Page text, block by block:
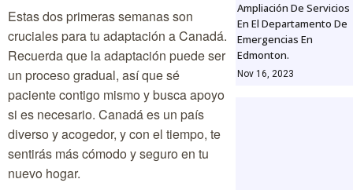
Estas dos primeras semanas son
cruciales para tu adaptación a Canadá.
Recuerda que la adaptación puede ser
un proceso gradual, así que sé
paciente contigo mismo y busca apoyo
si es necesario. Canadá es un país
diverso y acogedor, y con el tiempo, te
sentirás más cómodo y seguro en tu
nuevo hogar.
Ampliación De Servicios
En El Departamento De
Emergencias En
Edmonton.
Nov 16, 2023